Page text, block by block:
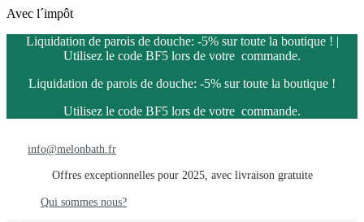
Avec l´impôt
Liquidation de parois de douche: -5% sur toute la boutique ! |
Utilisez le code BF5 lors de votre commande.
Liquidation de parois de douche: -5% sur toute la boutique !
Utilisez le code BF5 lors de votre commande.
info@melonbath.fr
Offres exceptionnelles pour 2025, avec livraison gratuite
Qui sommes nous?